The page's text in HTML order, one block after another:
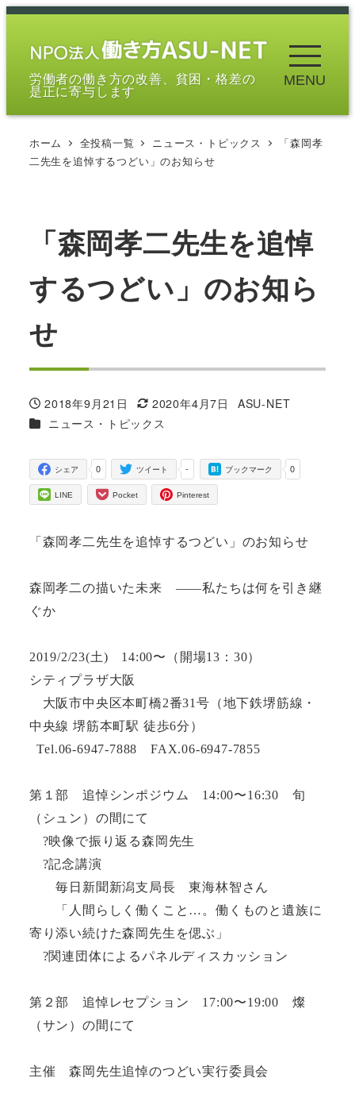
メ
労働者の働き方の改善、貧困・格差の
是正に寄与します
MENU
ホーム 全投稿一覧 ニュース・トピックス
「森岡孝
二先生を追悼するつどい」のお知らせ
「森岡孝二先生を追悼
するつどい」のお知ら
せ
投稿日
2018年9月21日
更新日
2020年4月7日
著
ASU-NET
カテゴリー
ニュース・トピックス
0
シェア -
ツイート 0
ブックマーク
LINE Pocket Pinterest
「森岡孝二先生を追悼するつどい」のお知らせ
森岡孝二の描いた未来 ――私たちは何を引き継
ぐか
2019/2/23(土) 14:00〜（開場13：30）
シティプラザ大阪
大阪市中央区本町橋2番31号（地下鉄堺筋線・
中央線 堺筋本町駅 徒歩6分）
Tel.06-6947-7888 FAX.06-6947-7855
第１部 追悼シンポジウム 14:00〜16:30 旬
（シュン）の間にて
?映像で振り返る森岡先生
?記念講演
毎日新聞新潟支局長 東海林智さん
「人間らしく働くこと…。働くものと遺族に
寄り添い続けた森岡先生を偲ぶ」
?関連団体によるパネルディスカッション
第２部 追悼レセプション 17:00〜19:00 燦
（サン）の間にて
主催 森岡先生追悼のつどい実行委員会